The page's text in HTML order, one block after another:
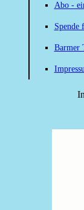
Abo -
Spende
Barmer